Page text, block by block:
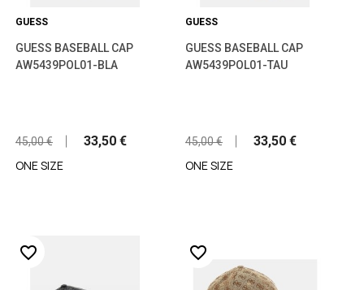
GUESS
GUESS BASEBALL CAP
AW5439POL01-BLA
45,00 €
33,50 €
ONE SIZE
GUESS
GUESS BASEBALL CAP
AW5439POL01-TAU
45,00 €
33,50 €
ONE SIZE
favorite_border favorite_border